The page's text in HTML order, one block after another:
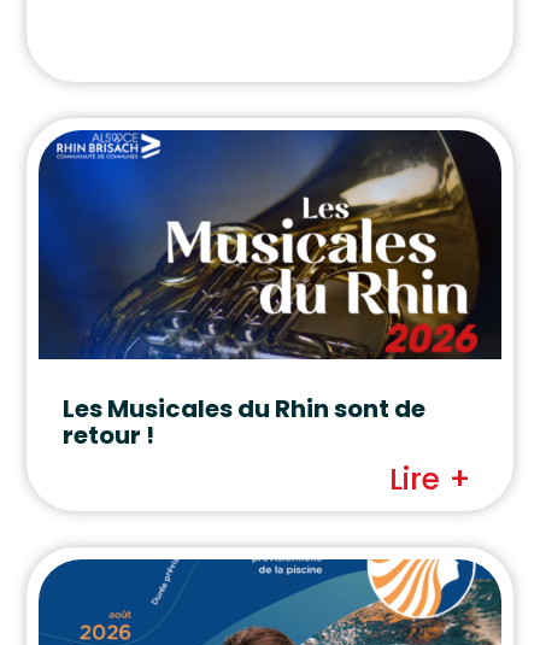
Les Musicales du Rhin sont de
retour !
Lire +